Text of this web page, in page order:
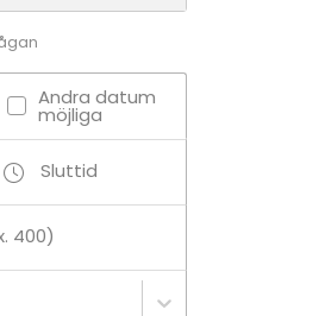
Andra datum
möjliga
Sluttid
400)